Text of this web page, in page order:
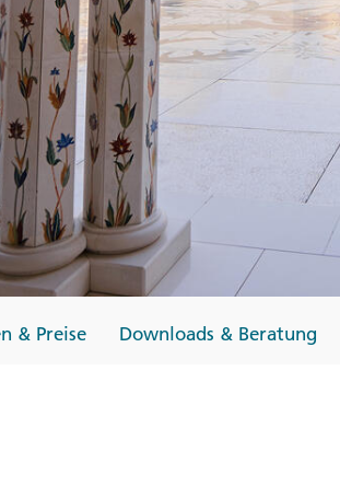
Finnland
→
→
→
& Preise Downloads & Beratung